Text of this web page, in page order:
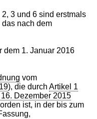
3 und 6 sind erstmals
nach dem
dem 1. Januar 2016
vom
), die durchArtikel 1
Dezember 2015
ist, in der bis zum